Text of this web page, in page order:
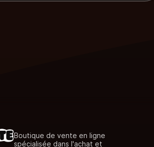
Boutique de vente en ligne
spécialisée dans l'achat et